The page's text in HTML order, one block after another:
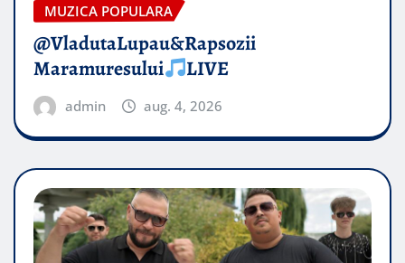
MUZICA POPULARA
@VladutaLupau&Rapsozii
Maramuresului
LIVE
admin aug. 4, 2026